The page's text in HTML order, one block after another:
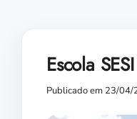
Escola
Publicado em 23/04/